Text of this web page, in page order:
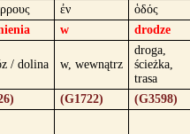
ἐν
ὁδός
w drodze
/ dolina w, wewnątrz
droga,
ścieżka,
trasa
(G1722) (G3598)